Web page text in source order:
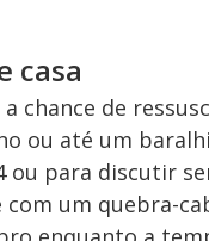
casa
chance de
ou até um
ou para discutir
com um quebra-